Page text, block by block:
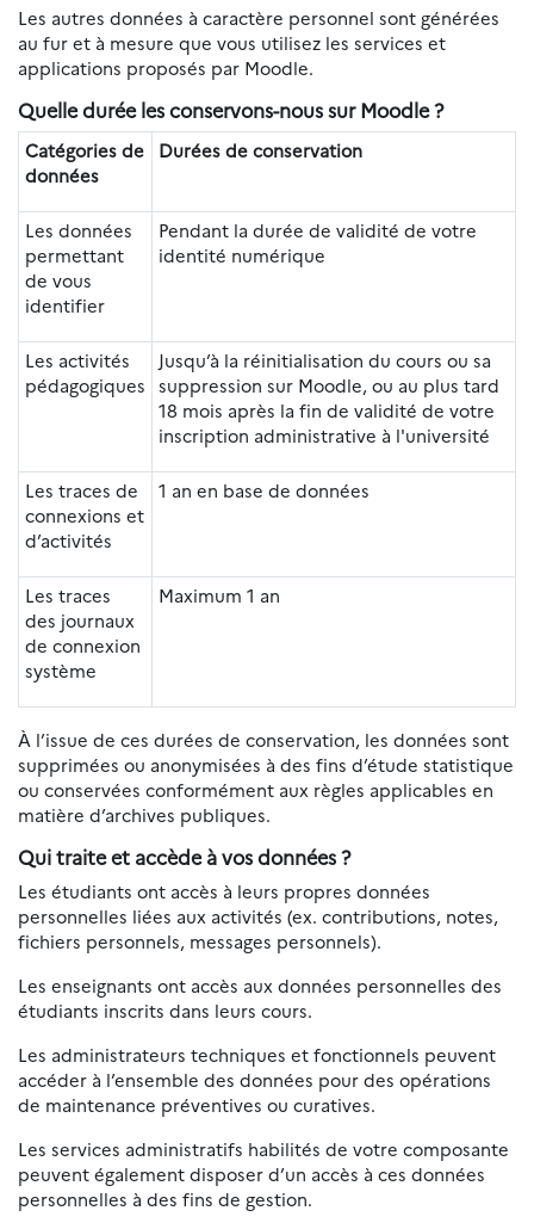
Les autres données à caractère personnel sont générées
au fur et à mesure que vous utilisez les services et
applications proposés par Moodle.
Quelle durée les conservons-nous sur Moodle ?
Catégories de
données
Durées de conservation
Les données
permettant
de vous
identifier
Pendant la durée de validité de votre
identité numérique
Les activités
pédagogiques
Jusqu’à la réinitialisation du cours ou sa
suppression sur Moodle, ou au plus tard
18 mois après la fin de validité de votre
inscription administrative à l'université
Les traces de
connexions et
d’activités
1 an en base de données
Les traces
des journaux
de connexion
système
Maximum 1 an
À l’issue de ces durées de conservation, les données sont
supprimées ou anonymisées à des fins d’étude statistique
ou conservées conformément aux règles applicables en
matière d’archives publiques.
Qui traite et accède à vos données ?
Les étudiants ont accès à leurs propres données
personnelles liées aux activités (ex. contributions, notes,
fichiers personnels, messages personnels).
Les enseignants ont accès aux données personnelles des
étudiants inscrits dans leurs cours.
Les administrateurs techniques et fonctionnels peuvent
accéder à l’ensemble des données pour des opérations
de maintenance préventives ou curatives.
Les services administratifs habilités de votre composante
peuvent également disposer d’un accès à ces données
personnelles à des fins de gestion.